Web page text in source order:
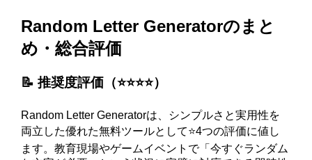
Random Letter Generatorのまと
め・総合評価
📝 推奨度評価（⭐️⭐️⭐️⭐️）
Random Letter Generatorは、シンプルさと実用性を
両立した優れた無料ツールとして⭐️4つの評価に値し
ます。教育現場やゲームイベントで「今すぐランダム